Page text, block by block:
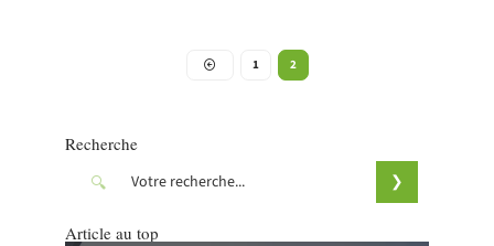
1 2
Recherche
Article au top